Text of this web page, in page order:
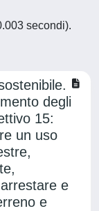
secondi).
degli
15:
un uso
e
e